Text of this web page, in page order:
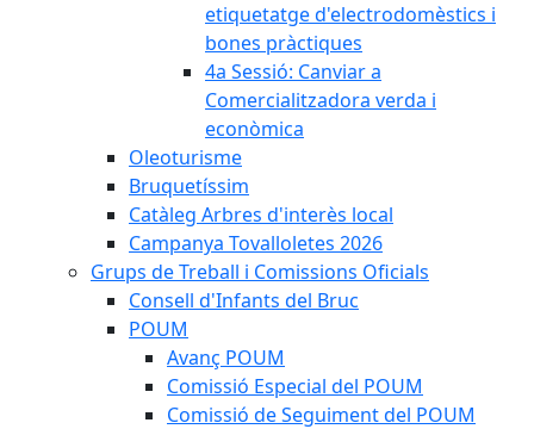
etiquetatge d'electrodomèstics i
bones pràctiques
4a Sessió: Canviar a
Comercialitzadora verda i
econòmica
Oleoturisme
Bruquetíssim
Catàleg Arbres d'interès local
Campanya Tovalloletes 2026
Grups de Treball i Comissions Oficials
Consell d'Infants del Bruc
POUM
Avanç POUM
Comissió Especial del POUM
Comissió de Seguiment del POUM